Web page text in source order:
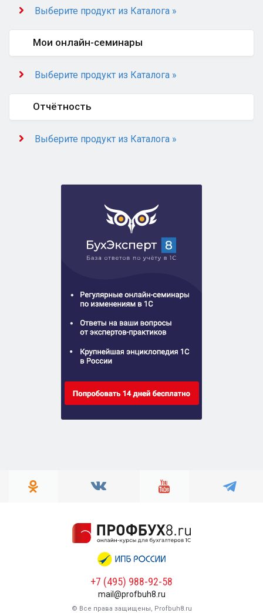
Выберите продукт из Каталога »
Мои онлайн-семинары
Выберите продукт из Каталога »
Отчётность
Выберите продукт из Каталога »
+7 (495) 988-92-58
mail@profbuh8.ru
© Все права защищены, Profbuh8.ru